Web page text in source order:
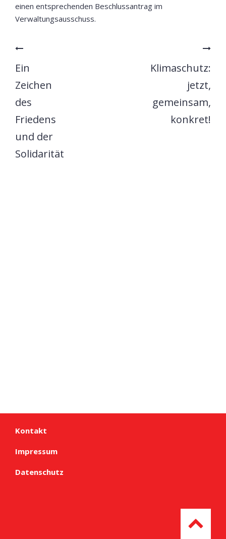
einen entsprechenden Beschlussantrag im
Verwaltungsausschuss.
Ein
Zeichen
des
Friedens
und der
Solidarität
Klimaschutz:
jetzt,
gemeinsam,
konkret!
Kontakt
Impressum
Datenschutz